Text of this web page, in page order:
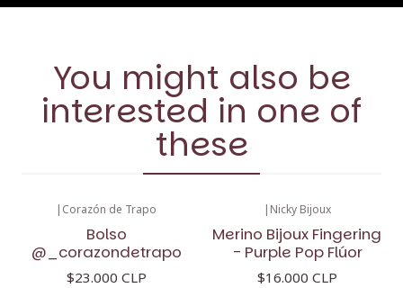
You might also be
interested in one of
these
| Corazón de Trapo
Bolso
@_corazondetrapo
$23.000 CLP
| Nicky Bijoux
Merino Bijoux Fingering
- Purple Pop Flúor
$16.000 CLP